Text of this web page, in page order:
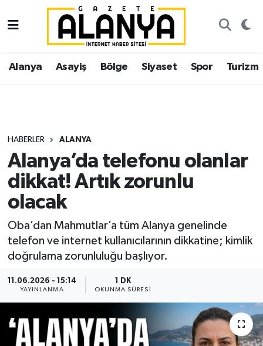
Alanya Asayiş Bölge Siyaset Spor Turizm
HABERLER ALANYA
Alanya’da telefonu olanlar
dikkat! Artık zorunlu
olacak
Oba’dan Mahmutlar’a tüm Alanya genelinde
telefon ve internet kullanıcılarının dikkatine; kimlik
doğrulama zorunluluğu başlıyor.
11.06.2026 - 15:14
YAYINLANMA
1 DK
OKUNMA SÜRESI
Alanya
Asayiş
Siyaset
Spor
Turizm
Ekonomi
Gazipaşa
İstanbul Nöbetçi Eczaneler
İstanbul Hava Durumu
Süper Lig Puan Durumu ve Fikstür
Tüm Manşetler
Son Dakika Haberleri
Haber Arşivi